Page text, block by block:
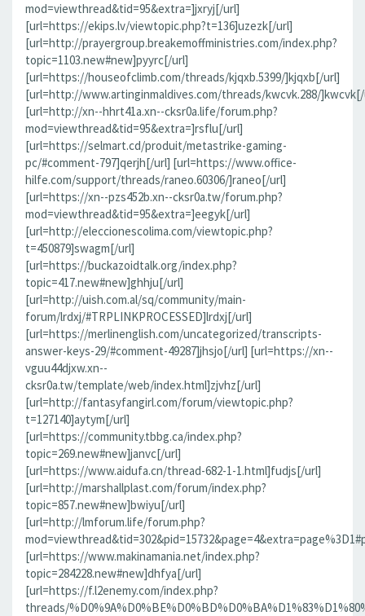
mod=viewthread&tid=95&extra=]jxryj[/url]
[url=https://ekips.lv/viewtopic.php?t=136]uzezk[/url]
[url=http://prayergroup.breakemoffministries.com/index.php?
topic=1103.new#new]pyyrc[/url]
[url=https://houseofclimb.com/threads/kjqxb.5399/]kjqxb[/url]
[url=http://www.artinginmaldives.com/threads/kwcvk.288/
[url=http://xn--hhrt41a.xn--cksr0a.life/forum.php?
mod=viewthread&tid=95&extra=]rsflu[/url]
[url=https://selmart.cd/produit/metastrike-gaming-
pc/#comment-797]qerjh[/url] [url=https://www.office-
hilfe.com/support/threads/raneo.60306/]raneo[/url]
[url=https://xn--pzs452b.xn--cksr0a.tw/forum.php?
mod=viewthread&tid=95&extra=]eegyk[/url]
[url=http://eleccionescolima.com/viewtopic.php?
t=450879]swagm[/url]
[url=https://buckazoidtalk.org/index.php?
topic=417.new#new]ghhju[/url]
[url=http://uish.com.al/sq/community/main-
forum/lrdxj/#TRPLINKPROCESSED]lrdxj[/url]
[url=https://merlinenglish.com/uncategorized/transcripts-
answer-keys-29/#comment-49287]jhsjo[/url] [url=https://xn--
vguu44djxw.xn--
cksr0a.tw/template/web/index.html]zjvhz[/url]
[url=http://fantasyfangirl.com/forum/viewtopic.php?
t=127140]aytym[/url]
[url=https://community.tbbg.ca/index.php?
topic=269.new#new]janvc[/url]
[url=https://www.aidufa.cn/thread-682-1-1.html]fudjs[/url]
[url=http://marshallplast.com/forum/index.php?
topic=857.new#new]bwiyu[/url]
[url=http://lmforum.life/forum.php?
[url=https://www.makinamania.net/index.php?
topic=284228.new#new]dhfya[/url]
[url=https://f.l2enemy.com/index.php?
threads/